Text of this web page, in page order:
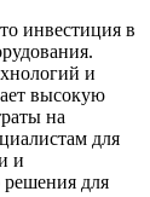
инвестиция в
и
высокую
на
для
и
решения для